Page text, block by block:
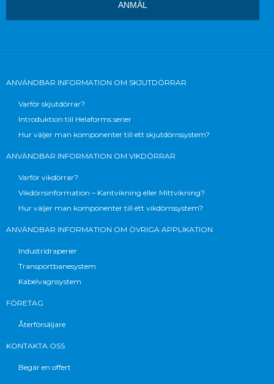
ANVÄNDBAR INFORMATION OM SKJUTDÖRRAR
Varför skjutdörrar?
Introduktion till Helaforms serier
Hur väljer man komponenter till ett skjutdörrssystem?
ANVÄNDBAR INFORMATION OM VIKDÖRRAR
Varför vikdörrar?
Vikdörrsinformation – Kantvikning eller Mittvikning?
Hur väljer man komponenter till ett vikdörrssystem?
ANVÄNDBAR INFORMATION OM ÖVRIGA APPLIKATION
Industridraperier
Transportbanesystem
Kabelvagnsystem
FÖRETAG
Återförsäljare
KONTAKTA OSS
Begär en offert